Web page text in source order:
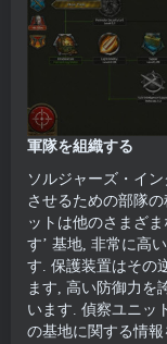
軍隊を組織する
ソルジャーズ・イ
させるための部隊
ットは他のさまざ
す’ 基地, 非常に高
す. 保護装置はその
ます, 高い防御力を
います. 偵察ユニッ
の基地に関する情